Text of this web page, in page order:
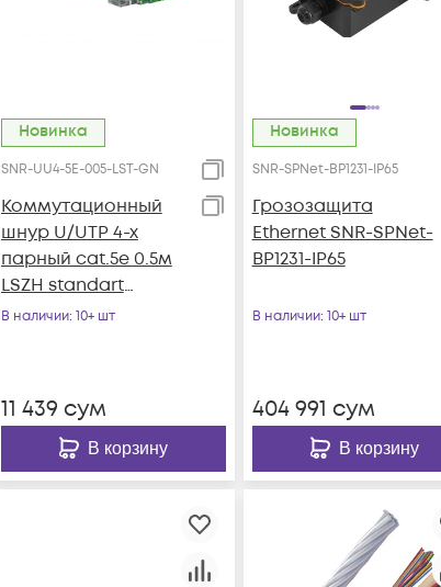
Новинка
SNR-UU4-5E-005-LST-GN
Коммутационный
шнур U/UTP 4-х
парный cat.5e 0.5м
LSZH standart
зеленый
В наличии: 10+ шт
11 439 сум
В корзину
Новинка
SNR-SPNet-BP1231-IP65
Грозозащита
Ethernet SNR-SPNet-
BP1231-IP65
В наличии: 10+ шт
404 991 сум
В корзину